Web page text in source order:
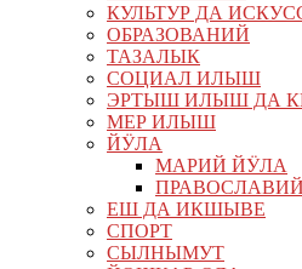
КУЛЬТУР ДА
ОБРАЗОВАНИЙ
ТАЗАЛЫК
СОЦИАЛ ИЛЫШ
ЭРТЫШ ИЛЫШ ДА
МЕР ИЛЫШ
ЙӰЛА
МАРИЙ ЙӰЛА
ПРАВОСЛАВИЙ
ЕШ ДА ИКШЫВЕ
СПОРТ
СЫЛНЫМУТ